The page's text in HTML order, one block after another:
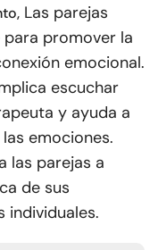
Las parejas
promover la
emocional.
escuchar
y ayuda a
emociones.
las parejas a
de sus
individuales.